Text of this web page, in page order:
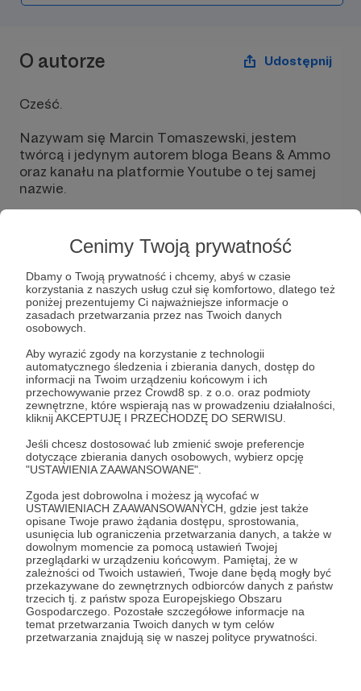
Cenimy Twoją prywatność
Dbamy o Twoją prywatność i chcemy, abyś w czasie
korzystania z naszych usług czuł się komfortowo, dlatego też
poniżej prezentujemy Ci najważniejsze informacje o
zasadach przetwarzania przez nas Twoich danych
osobowych.
Aby wyrazić zgody na korzystanie z technologii
automatycznego śledzenia i zbierania danych, dostęp do
informacji na Twoim urządzeniu końcowym i ich
przechowywanie przez Crowd8 sp. z o.o. oraz podmioty
zewnętrzne, które wspierają nas w prowadzeniu działalności,
kliknij AKCEPTUJĘ I PRZECHODZĘ DO SERWISU.
Jeśli chcesz dostosować lub zmienić swoje preferencje
dotyczące zbierania danych osobowych, wybierz opcję
"USTAWIENIA ZAAWANSOWANE".
Zgoda jest dobrowolna i możesz ją wycofać w
USTAWIENIACH ZAAWANSOWANYCH, gdzie jest także
opisane Twoje prawo żądania dostępu, sprostowania,
usunięcia lub ograniczenia przetwarzania danych, a także w
dowolnym momencie za pomocą ustawień Twojej
przeglądarki w urządzeniu końcowym. Pamiętaj, że w
zależności od Twoich ustawień, Twoje dane będą mogły być
przekazywane do zewnętrznych odbiorców danych z państw
trzecich tj. z państw spoza Europejskiego Obszaru
Gospodarczego. Pozostałe szczegółowe informacje na
temat przetwarzania Twoich danych w tym celów
przetwarzania znajdują się w naszej polityce prywatności.
O autorze Udostępnij
Cześć.
Nazywam się Marcin Tomaszewski, jestem
twórcą i jedynym autorem bloga Beans & Ammo
oraz kanału na platformie Youtube o tej samej
nazwie.
Wiadomość Obserwuj
Kim jestem?
Przede wszystkim rzemieślnikiem. Tak, żyję z
pracy swoich rąk, mam niewielki warsztat gdzie
przez kilka godzin dziennie zajmuję się obróbką
szlifierską stali. Tak, porzuciłem swój dyplom z
inżynierii oprogramowania i zostałem robolem,
dzięki czemu udało mi się znacznie zredukować
poziom stresu i zyskać więcej wolnego czasu na
uprawianie innych pasji.